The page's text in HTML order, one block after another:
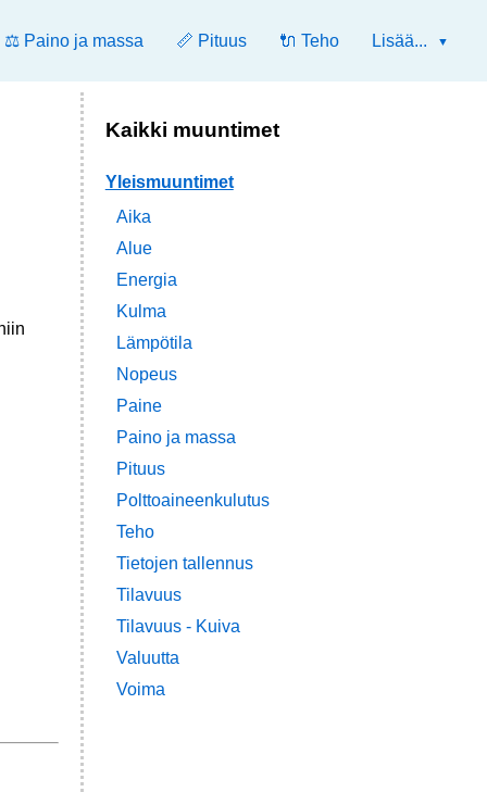
⚖️ Paino ja massa 📏 Pituus 🔌 Teho Lisää...
Kaikki muuntimet
Yleismuuntimet
Aika
Alue
Energia
Kulma
Lämpötila
Nopeus
Paine
Paino ja massa
Pituus
Polttoaineenkulutus
Teho
Tietojen tallennus
Tilavuus
Tilavuus - Kuiva
Valuutta
Voima